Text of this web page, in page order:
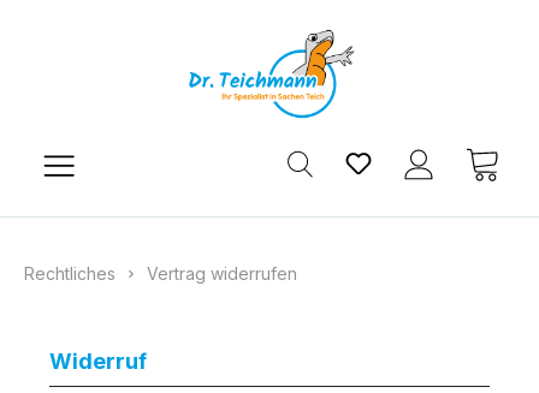
Du hast 0
Rechtliches Vertrag widerrufen
Widerruf